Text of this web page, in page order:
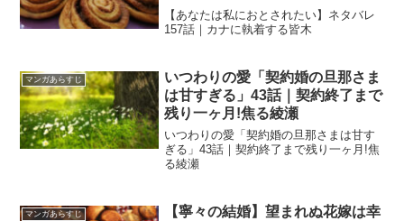
【あなたは私におとされたい】ネタバレ
157話｜カナに執着する皆木
マンガあらすじ
いつわりの愛「契約婚の旦那さま
は甘すぎる」43話｜契約終了まで
残り一ヶ月!焦る綾瀬
いつわりの愛「契約婚の旦那さまは甘す
ぎる」43話｜契約終了まで残り一ヶ月!焦
る綾瀬
マンガあらすじ
【寧々の結婚】望まれぬ花嫁は幸